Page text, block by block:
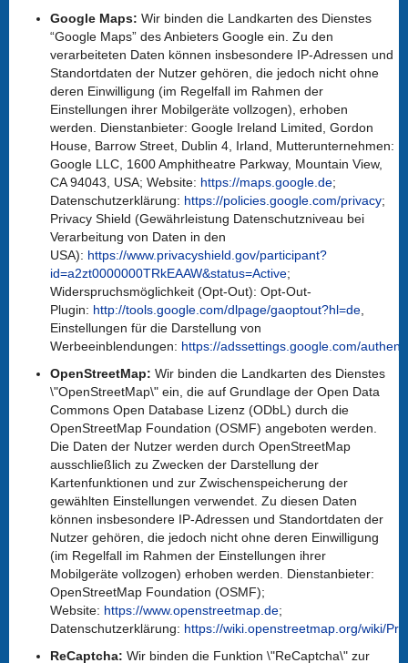
Google Maps: Wir binden die Landkarten des Dienstes
“Google Maps” des Anbieters Google ein. Zu den
verarbeiteten Daten können insbesondere IP-Adressen und
Standortdaten der Nutzer gehören, die jedoch nicht ohne
deren Einwilligung (im Regelfall im Rahmen der
Einstellungen ihrer Mobilgeräte vollzogen), erhoben
werden. Dienstanbieter: Google Ireland Limited, Gordon
House, Barrow Street, Dublin 4, Irland, Mutterunternehmen:
Google LLC, 1600 Amphitheatre Parkway, Mountain View,
CA 94043, USA; Website: https://maps.google.de;
Datenschutzerklärung: https://policies.google.com/privacy;
Privacy Shield (Gewährleistung Datenschutzniveau bei
Verarbeitung von Daten in den
USA): https://www.privacyshield.gov/participant?
id=a2zt0000000TRkEAAW&status=Active;
Widerspruchsmöglichkeit (Opt-Out): Opt-Out-
Plugin: http://tools.google.com/dlpage/gaoptout?hl=de
Einstellungen für die Darstellung von
Werbeeinblendungen: https://adssettings.google.com/
OpenStreetMap: Wir binden die Landkarten des Dienstes
\"OpenStreetMap\" ein, die auf Grundlage der Open Data
Commons Open Database Lizenz (ODbL) durch die
OpenStreetMap Foundation (OSMF) angeboten werden.
Die Daten der Nutzer werden durch OpenStreetMap
ausschließlich zu Zwecken der Darstellung der
Kartenfunktionen und zur Zwischenspeicherung der
gewählten Einstellungen verwendet. Zu diesen Daten
können insbesondere IP-Adressen und Standortdaten der
Nutzer gehören, die jedoch nicht ohne deren Einwilligung
(im Regelfall im Rahmen der Einstellungen ihrer
Mobilgeräte vollzogen) erhoben werden. Dienstanbieter:
OpenStreetMap Foundation (OSMF);
Website: https://www.openstreetmap.de;
Datenschutzerklärung: https://wiki.openstreetmap.org/wiki/
ReCaptcha: Wir binden die Funktion \"ReCaptcha\" zur